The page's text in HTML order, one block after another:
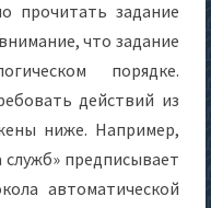
прочитать задание
что задание
порядке.
действий из
ниже. Например,
предписывает
автоматической